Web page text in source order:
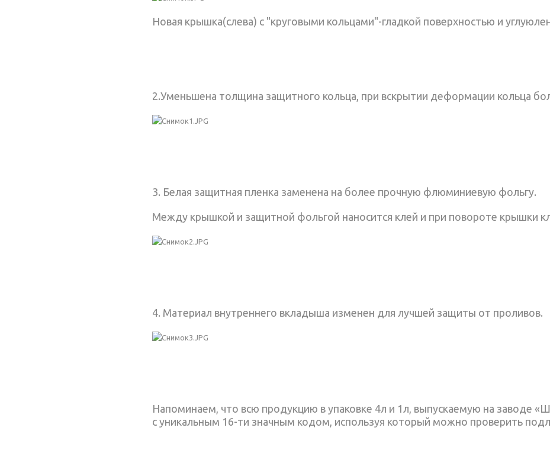
Новая крышка(слева) с "круговыми кольцами"-гладкой поверхностью и
2.Уменьшена толщина защитного кольца, при вскрытии деформации кольца
3. Белая защитная пленка заменена на более прочную флюминиевую фольгу.
Между крышкой и защитной фольгой наносится клей и при повороте крышки
4. Материал внутреннего вкладыша изменен для лучшей защиты от проливов.
Напоминаем, что всю продукцию в упаковке 4л и 1л, выпускаемую на заводе
с уникальным 16-ти значным кодом, используя который можно проверить